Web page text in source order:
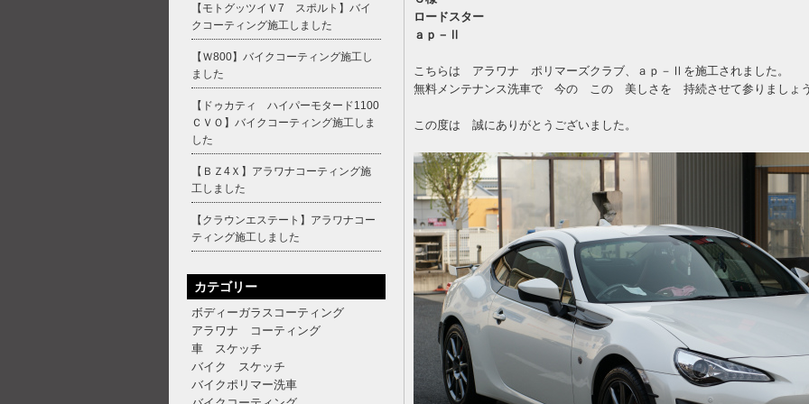
ロードスター
ａｐ－Ⅱ
こちらは アラワナ ポリマーズクラブ、ａｐ－Ⅱを施工されました。
無料メンテナンス洗車で 今の この 美しさを 持続させて参りましょ
この度は 誠にありがとうございました。
【モトグッツイＶ7 スポルト】バイ
クコーティング施工しました
【Ｗ800】バイクコーティング施工し
ました
【ドゥカティ ハイパーモタード1100
ＣＶＯ】バイクコーティング施工しま
した
【ＢＺ4Ｘ】アラワナコーティング施
工しました
【クラウンエステート】アラワナコー
ティング施工しました
カテゴリー
ボディーガラスコーティング
アラワナ コーティング
車 スケッチ
バイク スケッチ
バイクポリマー洗車